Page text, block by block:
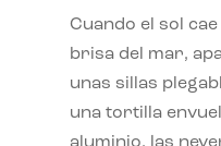
Cuando el sol
brisa del mar,
unas sillas
una tortilla